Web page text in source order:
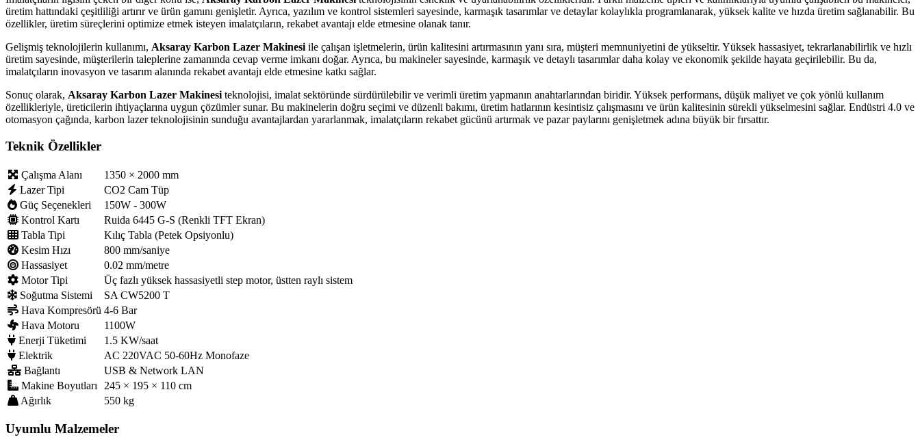
üretim hattındaki çeşitliliği artırır ve ürün gamını genişletir. Ayrıca, yazılım ve kontrol sistemleri sayesinde, karmaşık tasarımlar ve detaylar kolaylıkla programlanarak, yüksek kalite ve hızda üretim sağlanabilir. Bu
özellikler, üretim süreçlerini optimize etmek isteyen imalatçıların, rekabet avantajı elde etmesine olanak tanır.
Gelişmiş teknolojilerin kullanımı, Aksaray Karbon Lazer Makinesi ile çalışan işletmelerin, ürün kalitesini artırmasının yanı sıra, müşteri memnuniyetini de yükseltir. Yüksek hassasiyet, tekrarlanabilirlik ve hızlı
üretim sayesinde, müşterilerin taleplerine zamanında cevap verme imkanı doğar. Ayrıca, bu makineler sayesinde, karmaşık ve detaylı tasarımlar daha kolay ve ekonomik şekilde hayata geçirilebilir. Bu da,
imalatçıların inovasyon ve tasarım alanında rekabet avantajı elde etmesine katkı sağlar.
Sonuç olarak, Aksaray Karbon Lazer Makinesi teknolojisi, imalat sektöründe sürdürülebilir ve verimli üretim yapmanın anahtarlarından biridir. Yüksek performans, düşük maliyet ve çok yönlü kullanım
özellikleriyle, üreticilerin ihtiyaçlarına uygun çözümler sunar. Bu makinelerin doğru seçimi ve düzenli bakımı, üretim hatlarının kesintisiz çalışmasını ve ürün kalitesinin sürekli yükselmesini sağlar. Endüstri 4.0 ve
otomasyon çağında, karbon lazer teknolojisinin sunduğu avantajlardan yararlanmak, imalatçıların rekabet gücünü artırmak ve pazar paylarını genişletmek adına büyük bir fırsattır.
Teknik Özellikler
Çalışma Alanı
1350 × 2000 mm
Lazer Tipi
CO2 Cam Tüp
Güç Seçenekleri
150W - 300W
Kontrol Kartı
Ruida 6445 G-S (Renkli TFT Ekran)
Tabla Tipi
Kılıç Tabla (Petek Opsiyonlu)
Kesim Hızı
800 mm/saniye
Hassasiyet
0.02 mm/metre
Motor Tipi
Üç fazlı yüksek hassasiyetli step motor, üstten raylı sistem
Soğutma Sistemi
SA CW5200 T
Hava Kompresörü 4-6 Bar
Hava Motoru
1100W
Enerji Tüketimi
1.5 KW/saat
Elektrik
AC 220VAC 50-60Hz Monofaze
Bağlantı
USB & Network LAN
Makine Boyutları
245 × 195 × 110 cm
Ağırlık
550 kg
Uyumlu Malzemeler